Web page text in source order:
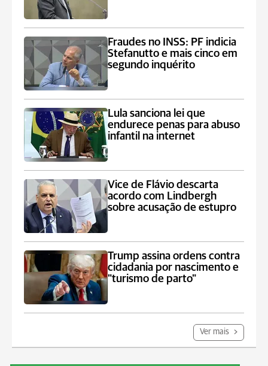
Fraudes no INSS: PF indicia
Stefanutto e mais cinco em
segundo inquérito
Lula sanciona lei que
endurece penas para abuso
infantil na internet
Vice de Flávio descarta
acordo com Lindbergh
sobre acusação de estupro
Trump assina ordens contra
cidadania por nascimento e
"turismo de parto"
Ver mais